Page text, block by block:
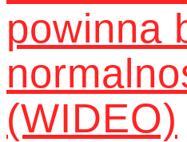
powinna
(WIDEO)